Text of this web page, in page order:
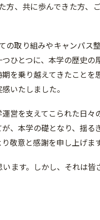
、共に歩んできた方、
取り組みやキャンパス
ひとつに、本学の歴史
を乗り越えてきたこと
いたしました。
営を支えてこられた日
、本学の礎となり、揺
敬意と感謝を申し上げます
ます。しかし、それは皆